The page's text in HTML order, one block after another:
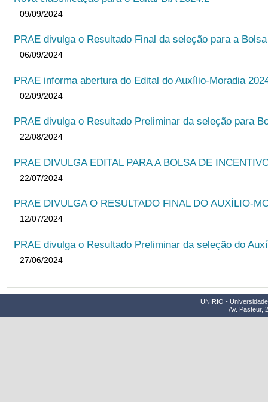
09/09/2024
PRAE divulga o Resultado Final da seleção para a
06/09/2024
PRAE informa abertura do Edital do Auxílio-Moradia
02/09/2024
PRAE divulga o Resultado Preliminar da seleção para
22/08/2024
PRAE DIVULGA EDITAL PARA A BOLSA DE
22/07/2024
PRAE DIVULGA O RESULTADO FINAL DO AUXÍLIO-
12/07/2024
PRAE divulga o Resultado Preliminar da seleção do
27/06/2024
UNIRIO -
Av. Pasteur,